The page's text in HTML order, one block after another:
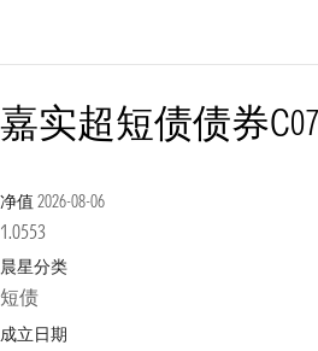
嘉实超短债债券C
净值 2026-08-06
1.0553
晨星分类
短债
成立日期